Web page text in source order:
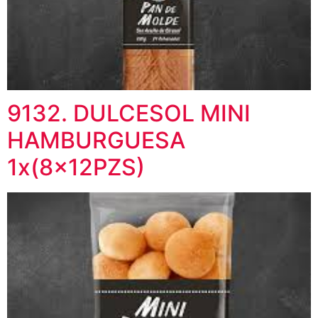
9132. DULCESOL MINI
HAMBURGUESA
1x(8x12PZS)